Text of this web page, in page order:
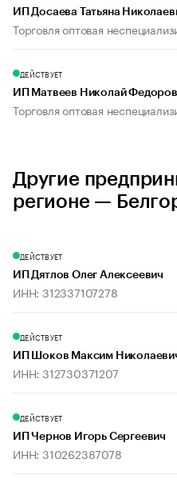
ИП Досаева Татьяна
Торговля оптовая
ДЕЙСТВУЕТ
ИП Матвеев Николай
Торговля оптовая
Другие
регионе —
ДЕЙСТВУЕТ
ИП Дятлов Олег Алексеевич
ИНН: 312337107278
ДЕЙСТВУЕТ
ИП Шоков Максим
ИНН: 312730371207
ДЕЙСТВУЕТ
ИП Чернов Игорь Сергеевич
ИНН: 310262387078